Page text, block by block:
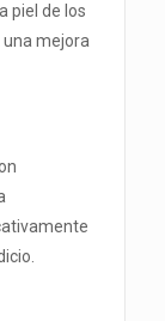
piel de los
mejora